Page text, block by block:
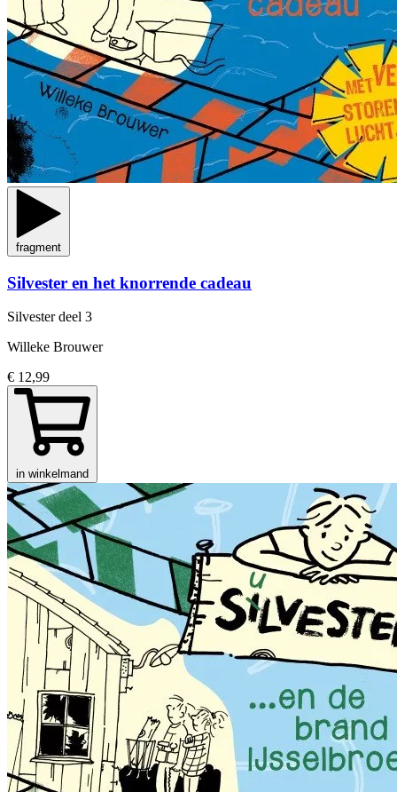
fragment
Silvester en het knorrende cadeau
Silvesterdeel 3
Willeke Brouwer
€ 12,99
in winkelmand